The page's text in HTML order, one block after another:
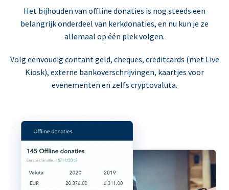
Het bijhouden van offline donaties is nog steeds een
belangrijk onderdeel van kerkdonaties, en nu kun je ze
allemaal op één plek volgen.
Volg eenvoudig contant geld, cheques, creditcards (met Live
Kiosk), externe bankoverschrijvingen, kaartjes voor
evenementen en zelfs cryptovaluta.